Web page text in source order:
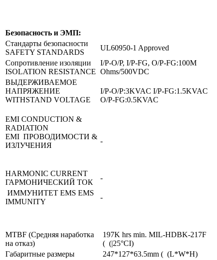
Безопасность и ЭМП:
Стандарты безопасности
SAFETY STANDARDS
UL60950-1 Approved
Сопротивление изоляции
ISOLATION RESISTANCE
I/P-O/P, I/P-FG, O/P-FG:100M
Ohms/500VDC
ВЫДЕРЖИВАЕМОЕ
НАПРЯЖЕНИЕ
WITHSTAND VOLTAGE
I/P-O/P:3KVAC I/P-FG:1.5KVAC
O/P-FG:0.5KVAC
EMI CONDUCTION &
RADIATION
EMI ПРОВОДИМОСТИ &
ИЗЛУЧЕНИЯ
-
HARMONIC CURRENT
ГАРМОНИЧЕСКИЙ ТОК
-
ИММУНИТЕТ EMS EMS
IMMUNITY
-
MTBF (Средняя наработка
на отказ)
197K hrs min. MIL-HDBK-217F
( (|25°CI)
Габаритные размеры
247*127*63.5mm ( (L*W*H)